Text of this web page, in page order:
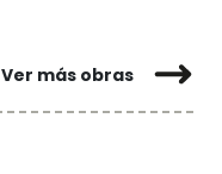
Ver más obras